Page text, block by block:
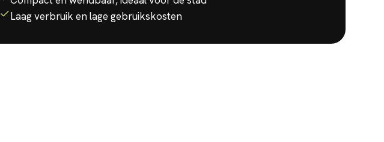
Laag verbruik en lage gebruikskosten